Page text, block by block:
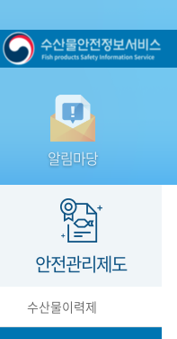
알림마당
안전관리제도
수산물이력제